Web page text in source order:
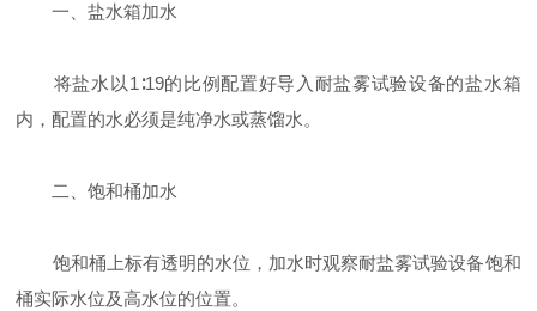
一、盐水箱加水
将盐水以1∶19的比例配置好导入耐盐雾试验设备的盐水箱
内，配置的水必须是纯净水或蒸馏水。
二、饱和桶加水
饱和桶上标有透明的水位，加水时观察耐盐雾试验设备饱和
桶实际水位及高水位的位置。